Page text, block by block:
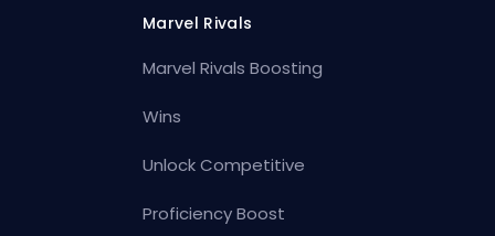
Marvel Rivals
Marvel Rivals Boosting
Wins
Unlock Competitive
Proficiency Boost